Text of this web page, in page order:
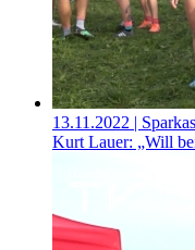
13.11.2022 |
Kurt Lauer: „Will